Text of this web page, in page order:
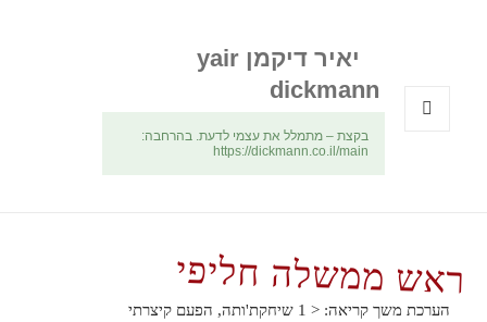
יאיר דיקמן yair
dickmann
בקצת – מתמלל את עצמי לדעת. בהרחבה:
https://dickmann.co.il/main
ראש ממשלה חליפי
הערכת משך קריאה: < 1 שיחקת'ותה, הפעם קיצרתי